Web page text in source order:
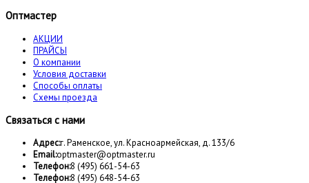
Оптмастер
АКЦИИ
ПРАЙСЫ
О компании
Условия доставки
Способы оплаты
Схемы проезда
Связаться с нами
Адрес:г. Раменское, ул. Красноармейская, д. 133/6
Email:optmaster@optmaster.ru
Телефон:8 (495) 661-54-63
Телефон:8 (495) 648-54-63